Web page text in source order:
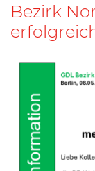
Bezirk